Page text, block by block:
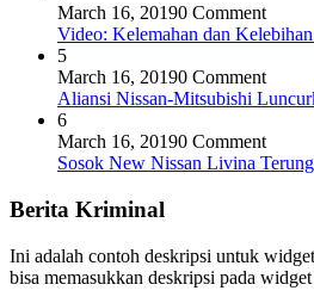
March 16, 20190 Comment
Video: Kelemahan dan
5
March 16, 20190 Comment
Aliansi Nissan-Mitsubishi
6
March 16, 20190 Comment
Sosok New Nissan Livina
Berita Kriminal
Ini adalah contoh deskripsi untuk
bisa memasukkan deskripsi pada